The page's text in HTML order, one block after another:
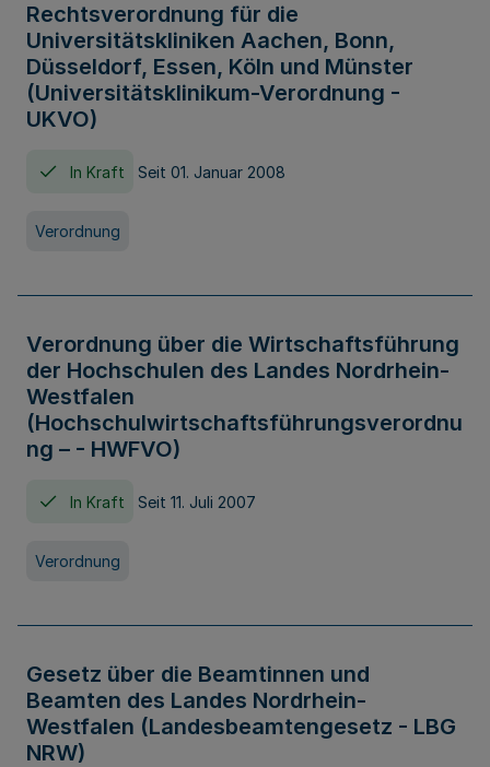
Rechtsverordnung für die
Universitätskliniken Aachen, Bonn,
Düsseldorf, Essen, Köln und Münster
(Universitätsklinikum-Verordnung -
UKVO)
In Kraft Seit 01. Januar 2008
Verordnung
Verordnung über die Wirtschaftsführung
der Hochschulen des Landes Nordrhein-
Westfalen
(Hochschulwirtschaftsführungsverordnu
ng – - HWFVO)
In Kraft Seit 11. Juli 2007
Verordnung
Gesetz über die Beamtinnen und
Beamten des Landes Nordrhein-
Westfalen (Landesbeamtengesetz - LBG
NRW)